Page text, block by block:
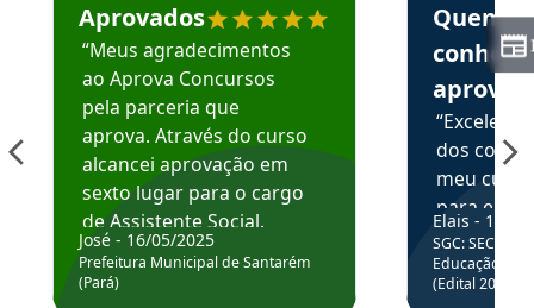
Aprovados
“Meus agradecimentos
ao Aprova Concursos
pela parceria que
aprova. Através do curso
alcancei aprovação em
sexto lugar para o cargo
de Assistente Social.
Hoje estou atuando na
Prefeitura de Santarém.
José - 16/05/2025
Prefeitura Municipal de Santarém
(Pará)
Quem
aprova
dos
meu
para
colocar
através
de
Elais - 15/
SGC: SEC BA
Educação
(Edital